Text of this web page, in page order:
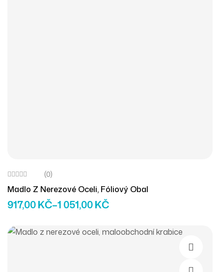
(0)
Madlo Z Nerezové Oceli, Fóliový Obal
917,00KČ–1 051,00KČ